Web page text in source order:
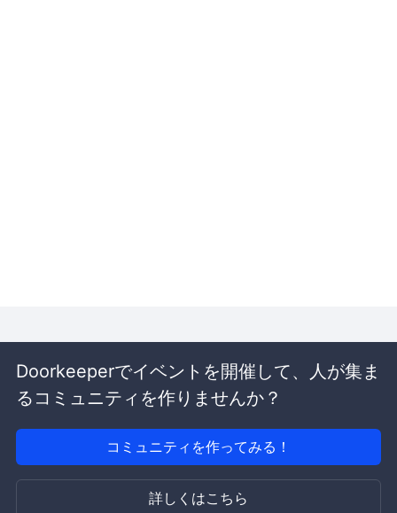
Doorkeeperでイベントを開催して、人が集ま
るコミュニティを作りませんか？
コミュニティを作ってみる！
詳しくはこちら